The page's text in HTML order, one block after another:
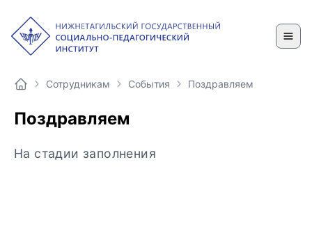
Сотрудникам События Поздравляем
Поздравляем
На стадии заполнения